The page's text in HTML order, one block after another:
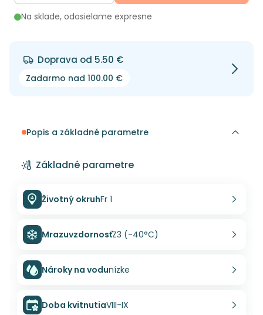
Na sklade, odosielame expresne
Doprava od 5.50 €
Zadarmo nad 100.00 €
Popis a základné parametre
Základné parametre
Životný okruhFr 1
MrazuvzdornosťZ3 (-40°C)
Nároky na vodunízke
Doba kvitnutiaVIII-IX